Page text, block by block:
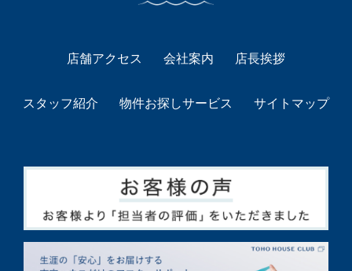
店舗アクセス 会社案内 店長挨拶
スタッフ紹介 物件お探しサービス サイトマップ